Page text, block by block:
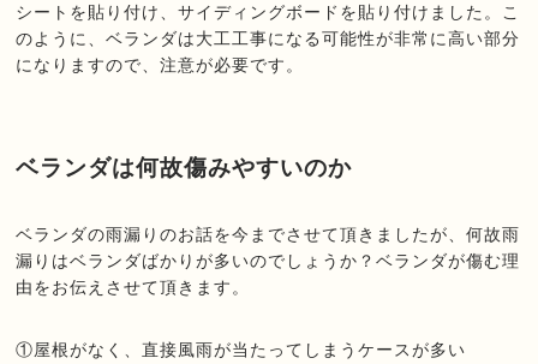
シートを貼り付け、サイディングボードを貼り付けました。こ
のように、ベランダは大工工事になる可能性が非常に高い部分
になりますので、注意が必要です。
ベランダは何故傷みやすいのか
ベランダの雨漏りのお話を今までさせて頂きましたが、何故雨
漏りはベランダばかりが多いのでしょうか？ベランダが傷む理
由をお伝えさせて頂きます。
①屋根がなく、直接風雨が当たってしまうケースが多い